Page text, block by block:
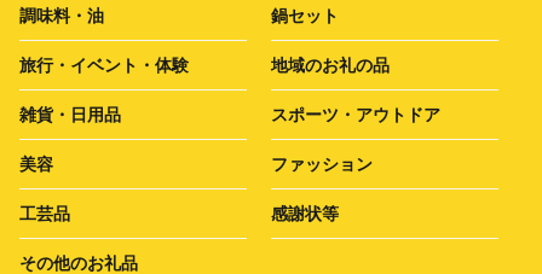
調味料・油 鍋セット
旅行・イベント・体験 地域のお礼の品
雑貨・日用品 スポーツ・アウトドア
美容 ファッション
工芸品 感謝状等
その他のお礼品